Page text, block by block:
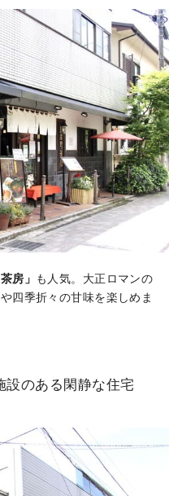
房」 も人気。大正ロマンの
四季折々の甘味を楽しめま
設のある閑静な住宅